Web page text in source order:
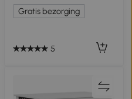
Gratis bezorging
5